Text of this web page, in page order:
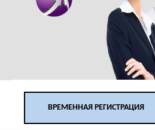
ВРЕМЕННАЯ РЕГИСТРАЦИЯ